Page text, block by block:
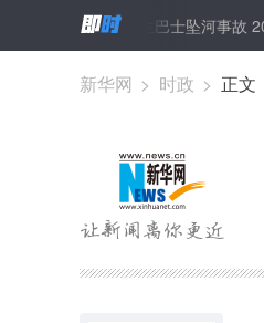
贾斯坦邦发生巴士坠河事故 20人死亡
新华网 > 时政 > 正文